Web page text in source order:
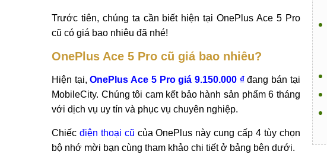
Trước tiên, chúng ta cần biết hiện tại OnePlus Ace 5 Pro
cũ có giá bao nhiêu đã nhé!
OnePlus Ace 5 Pro cũ giá bao nhiêu?
Hiện tại,OnePlus Ace 5 Pro giá 9.150.000 ₫đang bán tại
MobileCity. Chúng tôi cam kết bảo hành sản phẩm 6 tháng
với dịch vụ uy tín và phục vụ chuyên nghiệp.
Chiếc điện thoại cũ của OnePlus này cung cấp 4 tùy chọn
bộ nhớ mời bạn cùng tham khảo chi tiết ở bảng bên dưới.